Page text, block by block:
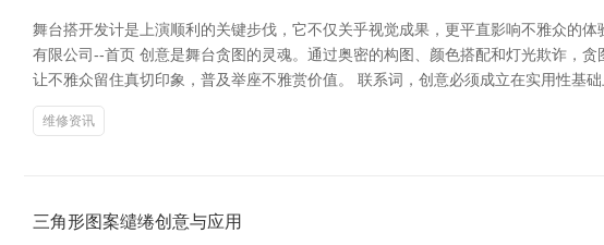
舞台搭开发计是上演顺利的关键步伐，它不仅关乎视觉成果，更平直影响不雅众的
有限公司--首页 创意是舞台贪图的灵魂。通过奥密的构图、颜色搭配和灯光欺诈，
让不雅众留住真切印象，普及举座不雅赏价值。 联系词，创意必须成立在实用性基
维修资讯
三角形图案缱绻创意与应用